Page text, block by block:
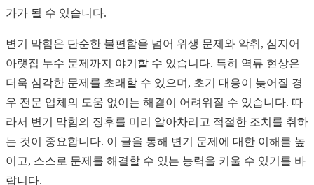
가가 될 수 있습니다.
변기 막힘은 단순한 불편함을 넘어 위생 문제와 악취, 심지어
아랫집 누수 문제까지 야기할 수 있습니다. 특히 역류 현상은
더욱 심각한 문제를 초래할 수 있으며, 초기 대응이 늦어질 경
우 전문 업체의 도움 없이는 해결이 어려워질 수 있습니다. 따
라서 변기 막힘의 징후를 미리 알아차리고 적절한 조치를 취하
는 것이 중요합니다. 이 글을 통해 변기 문제에 대한 이해를 높
이고, 스스로 문제를 해결할 수 있는 능력을 키울 수 있기를 바
랍니다.